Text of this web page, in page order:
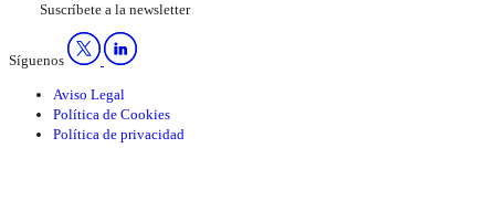
Suscríbete a la newsletter
Síguenos
Aviso Legal
Política de Cookies
Política de privacidad